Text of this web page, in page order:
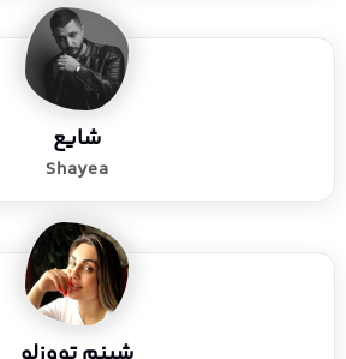
شایع
Shayea